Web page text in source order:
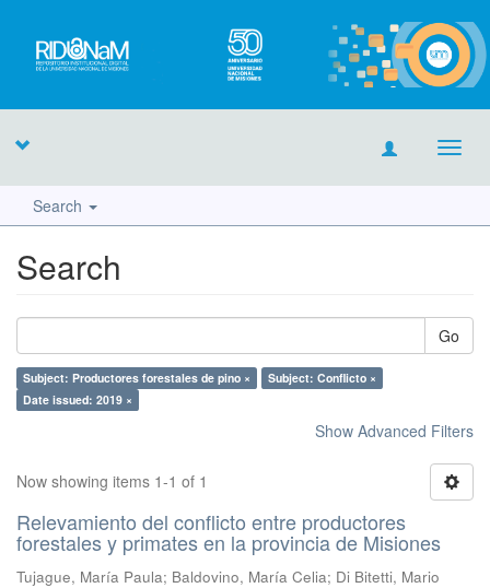
Search
Search
Go
Subject: Productores forestales de pino ×
Subject: Conflicto ×
Date issued: 2019 ×
Show Advanced Filters
Now showing items 1-1 of 1
Relevamiento del conflicto entre productores
forestales y primates en la provincia de Misiones
Tujague, María Paula; Baldovino, María Celia; Di Bitetti, Mario